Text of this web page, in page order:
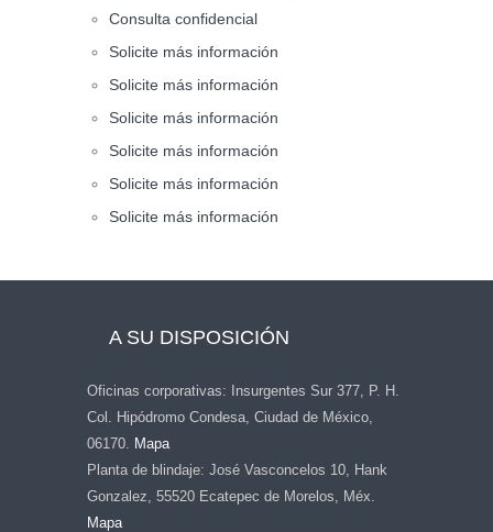
Consulta confidencial
Solicite más información
Solicite más información
Solicite más información
Solicite más información
Solicite más información
Solicite más información
A SU DISPOSICIÓN
Oficinas corporativas: Insurgentes Sur 377, P. H.
Col. Hipódromo Condesa, Ciudad de México,
06170. Mapa
Planta de blindaje: José Vasconcelos 10, Hank
Gonzalez, 55520 Ecatepec de Morelos, Méx.
Mapa